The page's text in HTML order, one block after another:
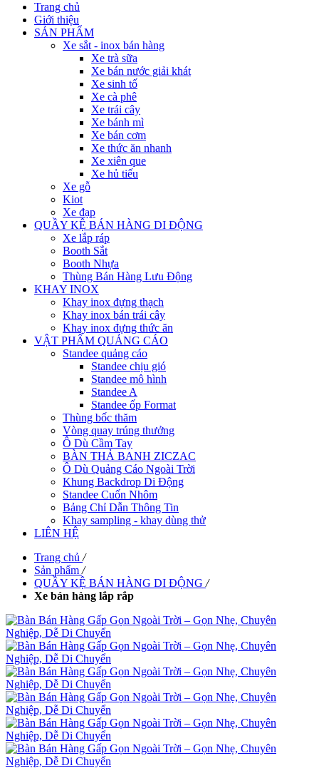
Trang chủ
Giới thiệu
SẢN PHẨM
Xe sắt - inox bán hàng
Xe trà sữa
Xe bán nước giải khát
Xe sinh tố
Xe cà phê
Xe trái cây
Xe bánh mì
Xe bán cơm
Xe thức ăn nhanh
Xe xiên que
Xe hủ tiếu
Xe gỗ
Kiot
Xe đạp
QUẦY KỆ BÁN HÀNG DI ĐỘNG
Xe lắp ráp
Booth Sắt
Booth Nhựa
Thùng Bán Hàng Lưu Động
KHAY INOX
Khay inox đựng thạch
Khay inox bán trái cây
Khay inox đựng thức ăn
VẬT PHẨM QUẢNG CÁO
Standee quảng cáo
Standee chịu gió
Standee mô hình
Standee A
Standee ốp Format
Thùng bốc thăm
Vòng quay trúng thưởng
Ô Dù Cầm Tay
BÀN THẢ BANH ZICZAC
Ô Dù Quảng Cáo Ngoài Trời
Khung Backdrop Di Động
Standee Cuốn Nhôm
Bảng Chỉ Dẫn Thông Tin
Khay sampling - khay dùng thử
LIÊN HỆ
Trang chủ /
Sản phẩm /
QUẦY KỆ BÁN HÀNG DI ĐỘNG /
Xe bán hàng lắp rắp